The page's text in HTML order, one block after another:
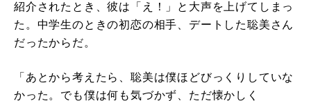
紹介されたとき、彼は「え！」と大声を上げてしまっ
た。中学生のときの初恋の相手、デートした聡美さん
だったからだ。
「あとから考えたら、聡美は僕ほどびっくりしていな
かった。でも僕は何も気づかず、ただ懐かしく